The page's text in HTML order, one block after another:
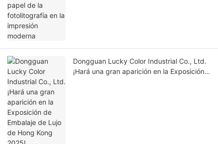
Dongguan Lucky Color Industrial Co., Ltd.
¡Hará una gran aparición en la Exposición